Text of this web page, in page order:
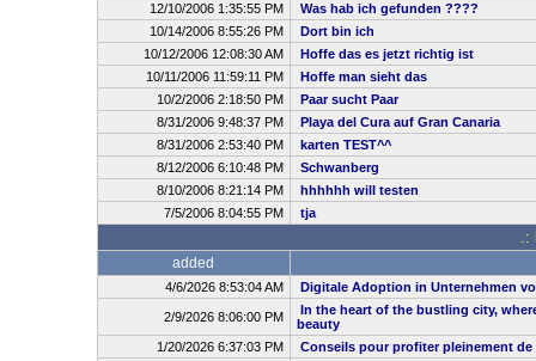
12/10/2006 1:35:55 PM
Was hab ich gefunden ????
10/14/2006 8:55:26 PM
Dort bin ich
10/12/2006 12:08:30 AM
Hoffe das es jetzt richtig ist
10/11/2006 11:59:11 PM
Hoffe man sieht das
10/2/2006 2:18:50 PM
Paar sucht Paar
8/31/2006 9:48:37 PM
Playa del Cura auf Gran Canaria
8/31/2006 2:53:40 PM
karten TEST^^
8/12/2006 6:10:48 PM
Schwanberg
8/10/2006 8:21:14 PM
hhhhhh will testen
7/5/2006 8:04:55 PM
tja
.:
added
4/6/2026 8:53:04 AM Digitale Adoption in Unternehmen
2/9/2026 8:06:00 PM
In the heart of the bustling city,
beauty
1/20/2026 6:37:03 PM
Conseils pour profiter pleinement de